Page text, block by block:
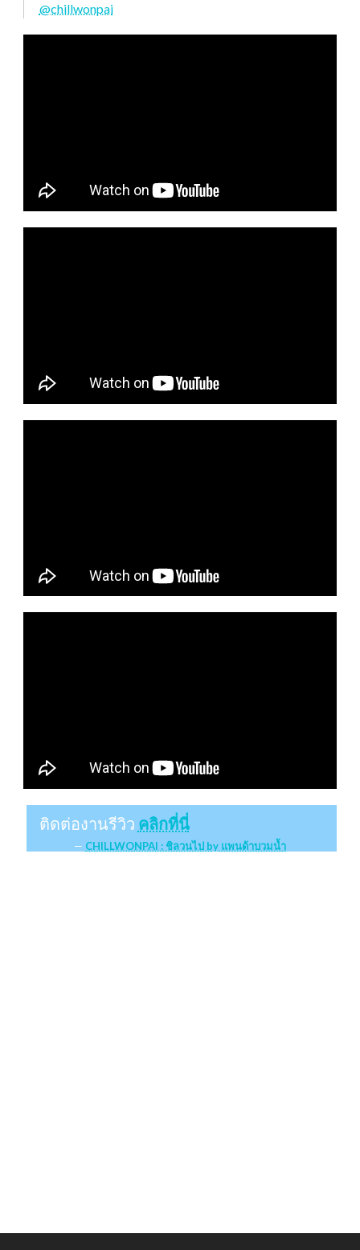
@chillwonpai
ติดต่องานรีวิว คลิกที่นี่
CHILLWONPAI : ชิลวนไป by แพนด้าบวมน้ำ